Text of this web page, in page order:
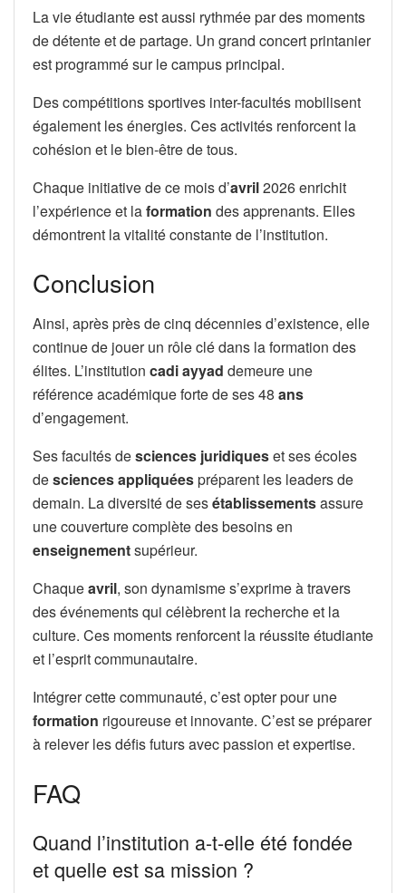
La vie étudiante est aussi rythmée par des moments
de détente et de partage. Un grand concert printanier
est programmé sur le campus principal.
Des compétitions sportives inter-facultés mobilisent
également les énergies. Ces activités renforcent la
cohésion et le bien-être de tous.
Chaque initiative de ce mois d’avril2026 enrichit
l’expérience et laformation des apprenants. Elles
démontrent la vitalité constante de l’institution.
Conclusion
Ainsi, après près de cinq décennies d’existence, elle
continue de jouer un rôle clé dans la formation des
élites. L’institution cadi ayyad demeure une
référence académique forte de ses 48 ans
d’engagement.
Ses facultés desciences juridiqueset ses écoles
desciences appliquéespréparent les leaders de
demain. La diversité de sesétablissementsassure
une couverture complète des besoins en
enseignementsupérieur.
Chaqueavril, son dynamisme s’exprime à travers
des événements qui célèbrent la recherche et la
culture. Ces moments renforcent la réussite étudiante
et l’esprit communautaire.
Intégrer cette communauté, c’est opter pour une
formation rigoureuse et innovante. C’est se préparer
à relever les défis futurs avec passion et expertise.
FAQ
Quand l’institution a-t-elle été fondée
et quelle est sa mission ?